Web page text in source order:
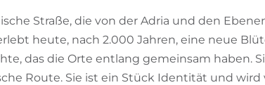
Straße, die von der Adria und den
heute, nach 2.000 Jahren, eine neue
das die Orte entlang gemeinsam haben.
Route. Sie ist ein Stück Identität und wird